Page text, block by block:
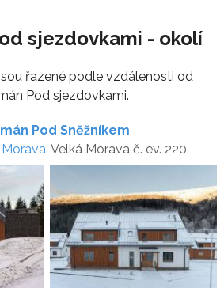
sjezdovkami - okolí
řazené podle vzdálenosti od
Pod sjezdovkami.
Pod Sněžníkem
, Velká Morava č. ev. 220